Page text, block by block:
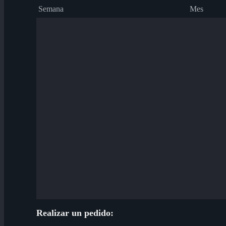
Semana Mes
Realizar un pedido: